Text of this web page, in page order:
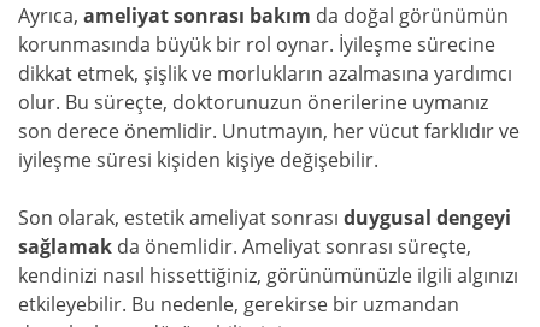
Ayrıca, ameliyat sonrası bakım da doğal görünümün
korunmasında büyük bir rol oynar. İyileşme sürecine
dikkat etmek, şişlik ve morlukların azalmasına yardımcı
olur. Bu süreçte, doktorunuzun önerilerine uymanız
son derece önemlidir. Unutmayın, her vücut farklıdır ve
iyileşme süresi kişiden kişiye değişebilir.
Son olarak, estetik ameliyat sonrası duygusal dengeyi
sağlamak da önemlidir. Ameliyat sonrası süreçte,
kendinizi nasıl hissettiğiniz, görünümünüzle ilgili algınızı
etkileyebilir. Bu nedenle, gerekirse bir uzmandan